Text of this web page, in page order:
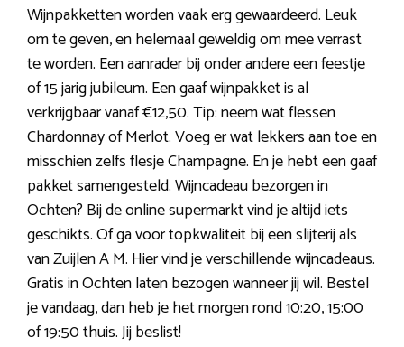
Wijnpakketten worden vaak erg gewaardeerd. Leuk
om te geven, en helemaal geweldig om mee verrast
te worden. Een aanrader bij onder andere een feestje
of 15 jarig jubileum. Een gaaf wijnpakket is al
verkrijgbaar vanaf €12,50. Tip: neem wat flessen
Chardonnay of Merlot. Voeg er wat lekkers aan toe en
misschien zelfs flesje Champagne. En je hebt een gaaf
pakket samengesteld. Wijncadeau bezorgen in
Ochten? Bij de online supermarkt vind je altijd iets
geschikts. Of ga voor topkwaliteit bij een slijterij als
van Zuijlen A M. Hier vind je verschillende wijncadeaus.
Gratis in Ochten laten bezogen wanneer jij wil. Bestel
je vandaag, dan heb je het morgen rond 10:20, 15:00
of 19:50 thuis. Jij beslist!